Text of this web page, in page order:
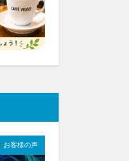
お客様の声